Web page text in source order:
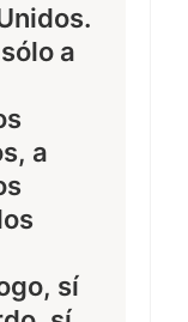
a
a
sí